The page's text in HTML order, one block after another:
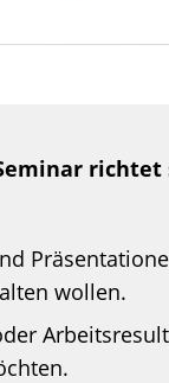
wollen.